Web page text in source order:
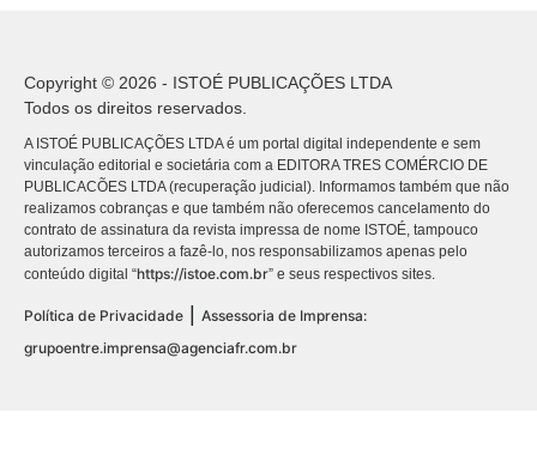
Copyright © 2026 - ISTOÉ PUBLICAÇÕES LTDA
Todos os direitos reservados.
A ISTOÉ PUBLICAÇÕES LTDA é um portal digital independente e sem
vinculação editorial e societária com a EDITORA TRES COMÉRCIO DE
PUBLICACÕES LTDA (recuperação judicial). Informamos também que não
realizamos cobranças e que também não oferecemos cancelamento do
contrato de assinatura da revista impressa de nome ISTOÉ, tampouco
autorizamos terceiros a fazê-lo, nos responsabilizamos apenas pelo
conteúdo digital “https://istoe.com.br” e seus respectivos sites.
Política de Privacidade
Assessoria de Imprensa:
grupoentre.imprensa@agenciafr.com.br